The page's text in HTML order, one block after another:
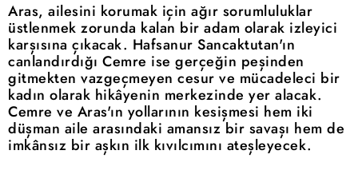
Aras, ailesini korumak için ağır sorumluluklar
üstlenmek zorunda kalan bir adam olarak izleyici
karşısına çıkacak. Hafsanur Sancaktutan'ın
canlandırdığı Cemre ise gerçeğin peşinden
gitmekten vazgeçmeyen cesur ve mücadeleci bir
kadın olarak hikâyenin merkezinde yer alacak.
Cemre ve Aras'ın yollarının kesişmesi hem iki
düşman aile arasındaki amansız bir savaşı hem de
imkânsız bir aşkın ilk kıvılcımını ateşleyecek.